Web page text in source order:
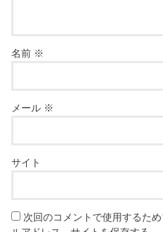
名前 ※
メール ※
サイト
次回のコメントで使用するた